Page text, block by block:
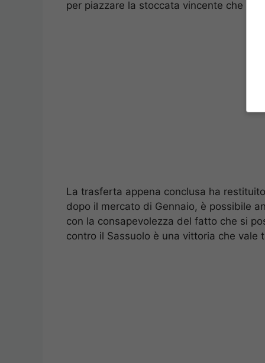
per piazzare la stoccata vincente che ha
La trasferta appena conclusa ha
dopo il mercato di Gennaio, è possibile
con la consapevolezza del fatto che si
contro il Sassuolo è una vittoria che vale